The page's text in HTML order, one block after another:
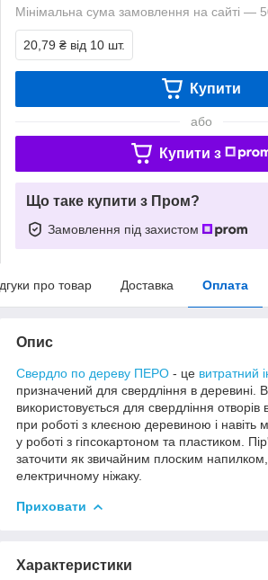
Мінімальна сума замовлення на сайті —
20,79 ₴ від 10 шт.
Купити
або
Купити з
Що таке купити з Пром?
Замовлення під захистом
про товар Доставка Оплата
Опис
Свердло по дереву ПЕРО - це витратний
призначений для свердління в деревині.
використовується для свердління отворів
при роботі з клеєною деревиною і навіть
у роботі з гіпсокартоном та пластиком.
заточити як звичайним плоским напилком,
електричному ніжаку.
Приховати
Характеристики